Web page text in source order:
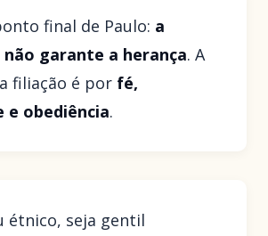
final de Paulo: a
garante a herança. A
filiação é por fé,
e obediência.
étnico, seja gentil